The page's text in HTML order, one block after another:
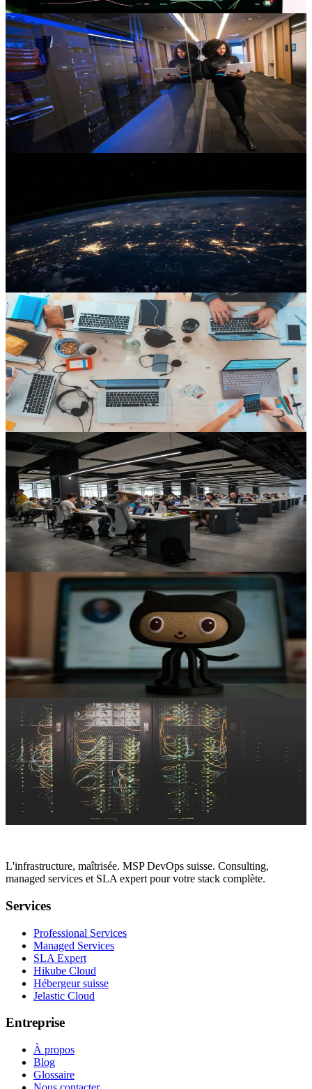
Matthieu Robin
25 mars
Cas client
8 min
Jefferson Notaro : hébergement cloud et
startup
Jefferson Notaro, fondateur de Functional Box, partage son
expérience de migration d'AWS vers Hidora et les leçons tirées pour
sa startup.
2 mars
Collabora + Nextcloud sur Kubernetes
avec Hikube
Déployer Nextcloud + Collabora Online sur Kubernetes Hikube :
architecture, configuration Helm et bonnes pratiques pour une stack
souveraine.
Matthieu Robin
18 févr.
Cloud
15 min
Types de réplication MySQL : avantages
et inconvénients
Comparez Master-Slave, Master-Master, MySQL Group Replication
et Galera Cluster. Découvrez comment déployer une réplication HA
sur Kubernetes avec Hikube.
Matthieu Robin
22 juin
Cloud
8 min
L'hébergement cloud pour le e-commerce
en détail
Retour d'expérience d'un client e-commerce suisse sur sa migration
vers le cloud Hidora, entre flexibilité, performance et souveraineté
des données.
Matthieu Robin
9 min
Hébergement cloud IoT : flexibilité et
Logifleet, entreprise suisse d'IoT et de gestion de flotte, a trouvé
chez Hidora la flexibilité et la fiabilité dont elle avait besoin.
Cas client
Kubernetes pour une banque privée
sécurisée
Hidora accompagne une banque privée genevoise vers Kubernetes,
Rancher et GitLab CI/CD. Retour d'expérience infrastructure.
4 avr.
Précédent
L'infrastructure, maîtrisée. MSP DevOps suisse. Consulting,
managed services et SLA expert pour votre stack complète.
Services
Professional Services
Managed Services
SLA Expert
Hikube Cloud
Hébergeur suisse
Jelastic Cloud
Entreprise
À propos
Blog
Glossaire